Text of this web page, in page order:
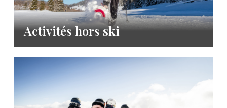
Activités hors ski